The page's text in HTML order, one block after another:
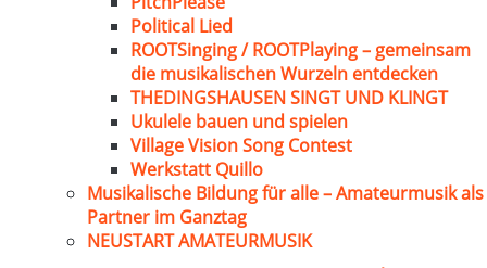
Political Lied
ROOTSinging / ROOTPlaying – gemeinsam
die musikalischen Wurzeln entdecken
THEDINGSHAUSEN SINGT UND KLINGT
Ukulele bauen und spielen
Village Vision Song Contest
Werkstatt Quillo
Musikalische Bildung für alle – Amateurmusik als
Partner im Ganztag
NEUSTART AMATEURMUSIK